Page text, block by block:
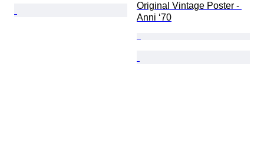
Original Vintage Poster -
Anni ‘70